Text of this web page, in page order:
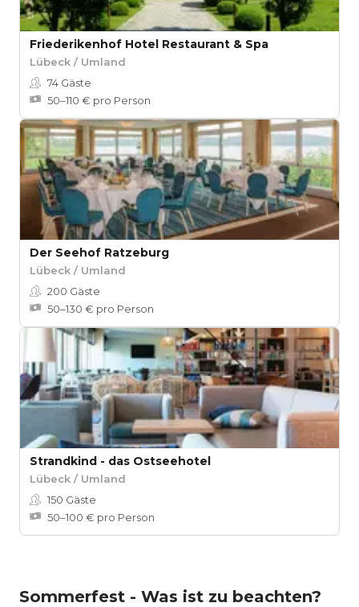
Friederikenhof Hotel Restaurant & Spa
Lübeck / Umland
74 Gäste
50–110 € pro Person
Der Seehof Ratzeburg
Lübeck / Umland
200 Gäste
50–130 € pro Person
Strandkind - das Ostseehotel
Lübeck / Umland
150 Gäste
50–100 € pro Person
Sommerfest - Was ist zu beachten?